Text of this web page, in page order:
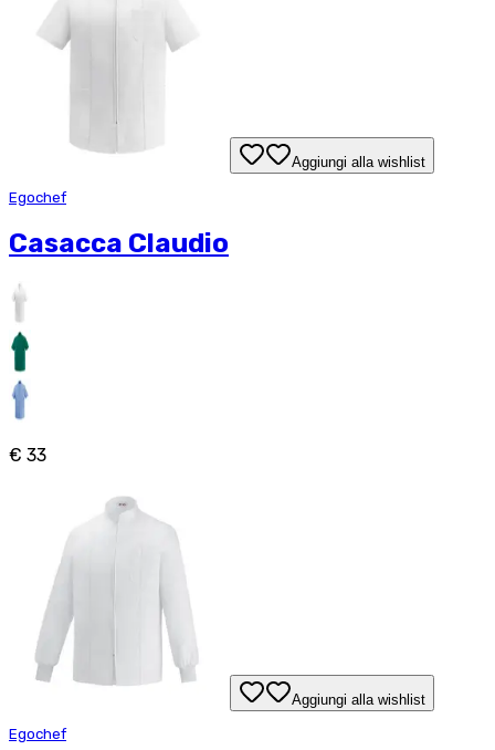
Aggiungi alla wishlist
Egochef
Casacca Claudio
€ 33
Aggiungi alla wishlist
Egochef